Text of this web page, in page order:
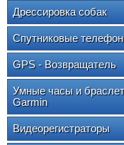
Дрессировка собак
Спутниковые
GPS - Возвращатель
Умные часы и
Garmin
Видеорегистраторы